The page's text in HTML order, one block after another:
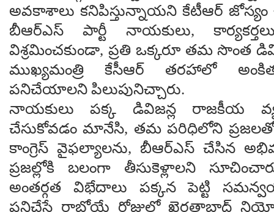
అవకాశాలు కనిపిస్తున్నాయని కేటీఆర్ జోస్యం
బీఆర్ఎస్ పార్టీ నాయకులు,
విశ్రమించకుండా, ప్రతి ఒక్కరూ తమ
ముఖ్యమంత్రి కేసీఆర్ తరహాలో
పనిచేయాలని పిలుపునిచ్చారు.
నాయకులు పక్క డివిజన్ల రాజకీయ
చేసుకోవడం మానేసి, తమ పరిధిలోని
కాంగ్రెస్ వైఫల్యాలను, బీఆర్ఎస్ చేసిన
ప్రజల్లోకి బలంగా తీసుకెళ్లాలని
అంతర్గత విభేదాలు పక్కన పెట్టి
పనిచేస్తే రాబోయే రోజుల్లో ఖైరతాబాద్